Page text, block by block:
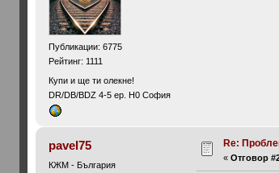
Публикации: 6775
Рейтинг: 1111
Купи и ще ти олекне!
DR/DB/BDZ 4-5 ep. H0 София
pavel75
КЖМ - България
Re:
« Отговор